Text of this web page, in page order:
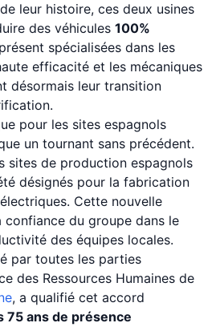
leur histoire, ces deux usines
des véhicules 100%
spécialisées dans les
efficacité et les mécaniques
désormais leur transition
pour les sites espagnols
un tournant sans précédent.
sites de production espagnols
désignés pour la fabrication
Cette nouvelle
du groupe dans le
des équipes locales.
par toutes les parties
des Ressources Humaines de
, a qualifié cet accord
75 ans de présence